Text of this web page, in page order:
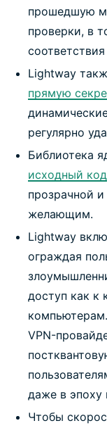
прошедшую
проверки, в
Lightway
прямую
регулярно
Библиотека
исходный код
прозрачной
желающим.
Lightway
ограждая
доступ как к
VPN-
даже в эпоху
Чтобы